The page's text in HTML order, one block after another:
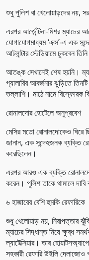
শুধু পুলিশ বা খেলোয়াড়দের নয়,
এরপর আর্জেন্টিনা-মিশর
যোগাযোগমাধ্যম ‘এক্স’-এ এক
আটলান্টার স্টেডিয়ামে ঢুকবেন
আতঙ্ক সেখানেই শেষ হয়নি।
গ্যালারির আবর্জনার ঝুড়িতে
তল্লাশি। মাঠে নামে বিস্ফোরক
রোনালদোর হোটেলে অনুপ্রবেশ
মেসির মতো রোনালদোকেও ঘিরে
জানান, এক সন্দেহজনক ব্যক্তি
করেছিলেন।
এরপর আরও এক ব্যক্তি
করেন। পুলিশ তাকে থামালে
৬ হাজারের বেশি হুমকি রেফারিকে
শুধু খেলোয়াড় নয়, নিরাপত্তার
ম্যাচের সিদ্ধান্ত নিয়ে ক্ষুব্ধ
ল্যাটেক্সিয়ার। তার
সহকারী রেফারি উইলি